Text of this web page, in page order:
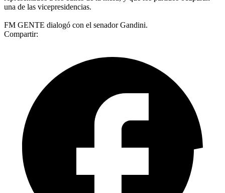
una de las vicepresidencias.
FM GENTE dialogó con el senador Gandini.
Compartir: